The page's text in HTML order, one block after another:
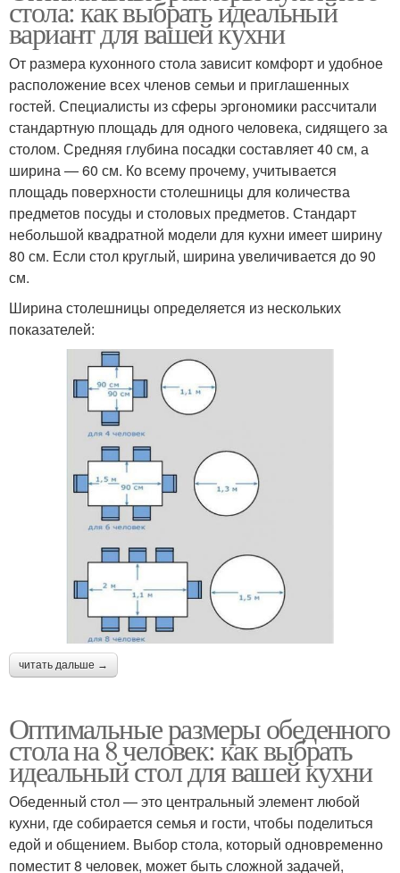
стола: как выбрать идеальный
вариант для вашей кухни
От размера кухонного стола зависит комфорт и удобное
расположение всех членов семьи и приглашенных
гостей. Специалисты из сферы эргономики рассчитали
стандартную площадь для одного человека, сидящего за
столом. Средняя глубина посадки составляет 40 см, а
ширина — 60 см. Ко всему прочему, учитывается
площадь поверхности столешницы для количества
предметов посуды и столовых предметов. Стандарт
небольшой квадратной модели для кухни имеет ширину
80 см. Если стол круглый, ширина увеличивается до 90
см.
Ширина столешницы определяется из нескольких
показателей:
читать дальше →
Оптимальные размеры обеденного
стола на 8 человек: как выбрать
идеальный стол для вашей кухни
Обеденный стол — это центральный элемент любой
кухни, где собирается семья и гости, чтобы поделиться
едой и общением. Выбор стола, который одновременно
поместит 8 человек, может быть сложной задачей,